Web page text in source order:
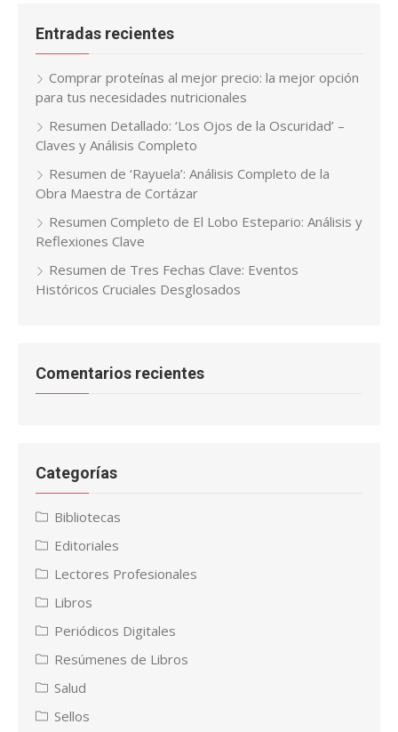
Entradas recientes
Comprar proteínas al mejor precio: la mejor opción
para tus necesidades nutricionales
Resumen Detallado: ‘Los Ojos de la Oscuridad’ –
Claves y Análisis Completo
Resumen de ‘Rayuela’: Análisis Completo de la
Obra Maestra de Cortázar
Resumen Completo de El Lobo Estepario: Análisis y
Reflexiones Clave
Resumen de Tres Fechas Clave: Eventos
Históricos Cruciales Desglosados
Comentarios recientes
Categorías
Bibliotecas
Editoriales
Lectores Profesionales
Libros
Periódicos Digitales
Resúmenes de Libros
Salud
Sellos